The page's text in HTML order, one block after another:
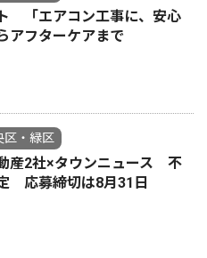
「エアコン工事に、安心
フターケアまで
区・緑区
産2社×タウンニュース 不
応募締切は8月31日